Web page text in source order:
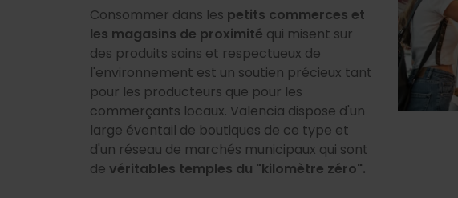
Consommer dans les petits commerces et
les magasins de proximité qui misent sur
des produits sains et respectueux de
l'environnement est un soutien précieux tant
pour les producteurs que pour les
commerçants locaux. Valencia dispose d'un
large éventail de boutiques de ce type et
d'un réseau de marchés municipaux qui sont
de véritables temples du "kilomètre zéro".